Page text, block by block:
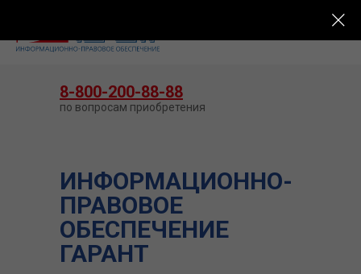
ИНФОРМАЦИОННО-
ПРАВОВОЕ
ОБЕСПЕЧЕНИЕ
ГАРАНТ
8-800-200-88-88
по вопросам приобретения